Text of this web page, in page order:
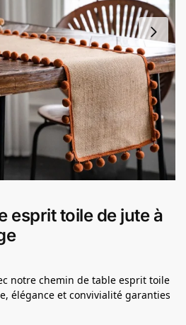
esprit toile de jute à
notre chemin de table esprit toile
élégance et convivialité garanties